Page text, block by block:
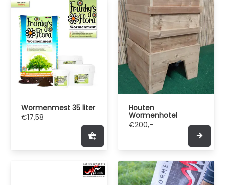
Wormenmest 35 liter
€17,58
Houten
Wormenhotel
€200,-